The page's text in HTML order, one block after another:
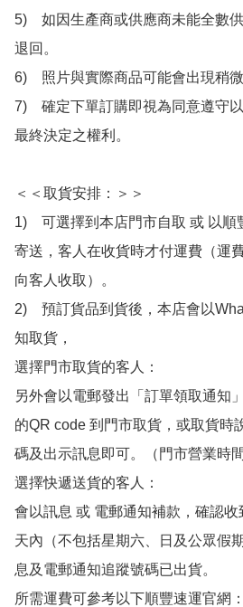
5)　如因生產商或供應商未能全數
退回。
6)　照片與實際商品可能會出現稍微
7)　確定下單訂購即視為同意遵守
最終決定之權利。
＜＜取貨安排：＞＞
1)　可選擇到本店門市自取 或 以順
寄送，客人在收貨時才付運費（運
向客人收取）。
2)　預訂貨品到貨後，本店會以
知取貨，
選擇門市取貨的客人：
另外會以電郵發出「訂單領取通知
的QR code 到門市取貨，或取貨時
碼及出示訊息即可。（門市營業時
選擇快遞送貨的客人：
會以訊息 或 電郵通知補款，確認
天內（不包括星期六、日及公眾假
息及電郵通知追蹤號碼已出貨。
所需運費可參考以下順豐速運官網：